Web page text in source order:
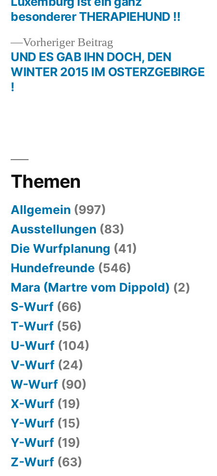
Vorheriger Beitrag
Beitrag:
UND ES GAB IHN DOCH, DEN
WINTER 2015 IM OSTERZGEBIRGE
!
besonderer THERAPIEHUND !!
Themen
Allgemein (997)
Ausstellungen (83)
Die Wurfplanung (41)
Hundefreunde (546)
Mara (Martre vom Dippold) (2)
S-Wurf (66)
T-Wurf (56)
U-Wurf (104)
V-Wurf (24)
W-Wurf (90)
X-Wurf (19)
Y-Wurf (15)
Y-Wurf (19)
Z-Wurf (63)